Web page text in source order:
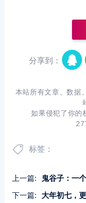
分享到：
本站所有文章、数据
如果侵犯了你的
标签：
上一篇:
鬼谷子：一个
下一篇:
大年初七，